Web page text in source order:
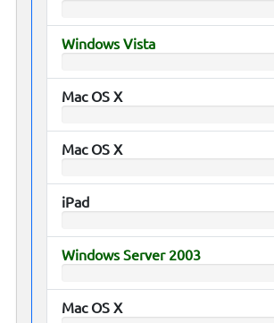
Windows Vista
Mac OS X
Mac OS X
iPad
Windows Server 2003
Mac OS X